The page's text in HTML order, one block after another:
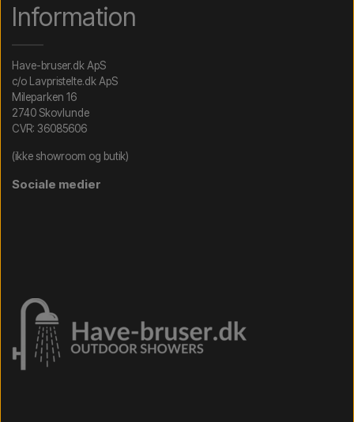
Information
Have-bruser.dk ApS
c/o Lavpristelte.dk ApS
Mileparken 16
2740 Skovlunde
CVR: 36085606
(ikke showroom og butik)
Sociale medier